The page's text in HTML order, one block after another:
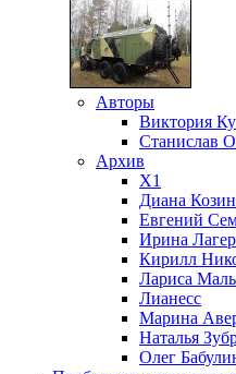
Авторы
Виктория
Станислав
Архив
X1
Диана
Евгений
Ирина
Кирилл
Лариса
Лианесс
Марина
Наталья
Олег